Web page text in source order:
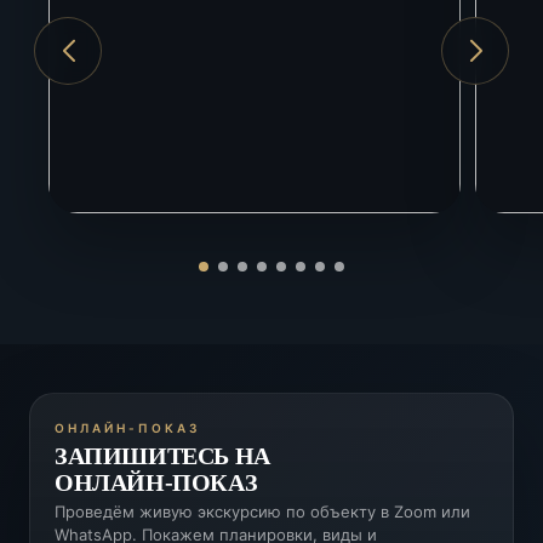
Красная Поляна
ЖД вокзал Адлер
ОНЛАЙН-ПОКАЗ
ЗАПИШИТЕСЬ НА
ОНЛАЙН-ПОКАЗ
Проведём живую экскурсию по объекту в Zoom или
WhatsApp. Покажем планировки, виды и